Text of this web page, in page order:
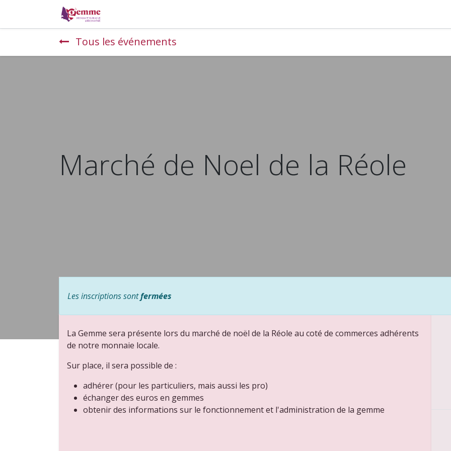
Tous les événements
Marché de Noel de la Réole
Les inscriptions sontfermées
La Gemme sera présente lors du marché de noël de la Réole au coté de commerces adhérents
de notre monnaie locale.
Sur place, il sera possible de :
adhérer (pour les particuliers, mais aussi les pro)
échanger des euros en gemmes
obtenir des informations sur le fonctionnement et l'administration de la gemme